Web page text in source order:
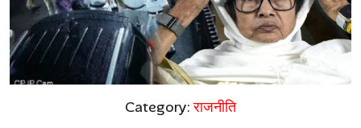
Category:राजनीति